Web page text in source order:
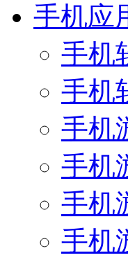
手机应
手机
手机
手机
手机
手机
手机